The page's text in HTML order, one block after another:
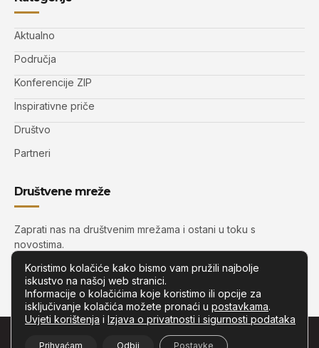
Aktualno
Područja
Konferencije ZIP
Inspirativne priče
Društvo
Partneri
Društvene mreže
Zaprati nas na društvenim mrežama i ostani u toku s
novostima.
Zip.com.hr– Sva prava pridržana.
Koristimo kolačiće kako bismo vam pružili najbolje
iskustvo na našoj web stranici.
Informacije o kolačićima koje koristimo ili opcije za
isključivanje kolačića možete pronaći u postavkama.
Uvjeti korištenja i Izjava o privatnosti i sigurnosti podataka
Prihvaćam Odbij Postavke